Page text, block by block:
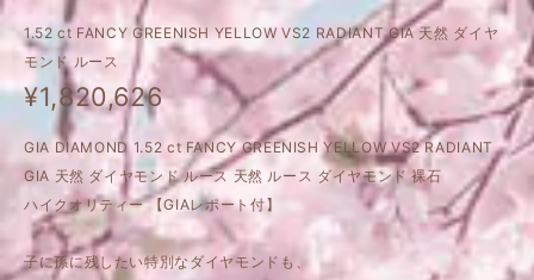
1.52 ct FANCY GREENISH YELLOW VS2 RADIANT GIA 天然 ダイヤ
モンド ルース
¥1,820,626
GIA DIAMOND 1.52 ct FANCY GREENISH YELLOW VS2 RADIANT
GIA 天然 ダイヤモンド ルース 天然 ルース ダイヤモンド 裸石
ハイクオリティー 【GIAレポート付】
子に孫に残したい特別なダイヤモンドも、